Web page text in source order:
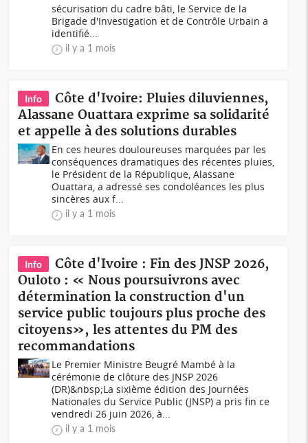
sécurisation du cadre bâti, le Service de la
Brigade d'Investigation et de Contrôle Urbain a
identifié...
il y a 1 mois
Info
Côte d'Ivoire: Pluies diluviennes,
Alassane Ouattara exprime sa solidarité
et appelle à des solutions durables
En ces heures douloureuses marquées par les
conséquences dramatiques des récentes pluies,
le Président de la République, Alassane
Ouattara, a adressé ses condoléances les plus
sincères aux f...
il y a 1 mois
Info
Côte d'Ivoire : Fin des JNSP 2026,
Ouloto : « Nous poursuivrons avec
détermination la construction d'un
service public toujours plus proche des
citoyens», les attentes du PM des
recommandations
Le Premier Ministre Beugré Mambé à la
cérémonie de clôture des JNSP 2026
(DR)&nbsp;La sixième édition des Journées
Nationales du Service Public (JNSP) a pris fin ce
vendredi 26 juin 2026, à...
il y a 1 mois